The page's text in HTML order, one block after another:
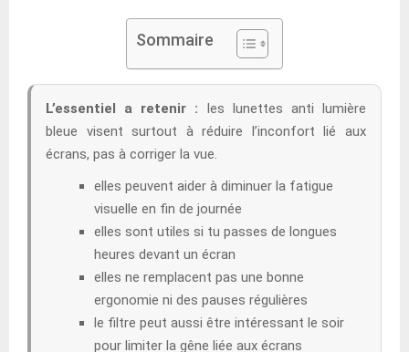
Sommaire
L’essentiel a retenir : les lunettes anti lumière
bleue visent surtout à réduire l’inconfort lié aux
écrans, pas à corriger la vue.
elles peuvent aider à diminuer la fatigue
visuelle en fin de journée
elles sont utiles si tu passes de longues
heures devant un écran
elles ne remplacent pas une bonne
ergonomie ni des pauses régulières
le filtre peut aussi être intéressant le soir
pour limiter la gêne liée aux écrans